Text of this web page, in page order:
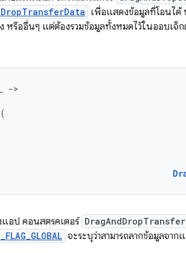
เพื่อแสดงข้อมูลที่โอนได้
หรืออื่นๆ แต่ต้องรวมข้อมูลทั้งหมดไว้ในออบเจ็
-
(
แอป คอนสตรคเตอร์
จะระบุว่าสามารถลากข้อมูลจ